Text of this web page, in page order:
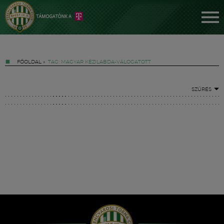
FŐOLDAL » TAG: MAGYAR KÉZILABDA-VÁLOGATOTT
SZŰRÉS
Hírek